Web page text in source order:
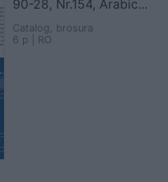
90-28, Nr.154, Arabic...
Catalog, brosura
6 p | RO